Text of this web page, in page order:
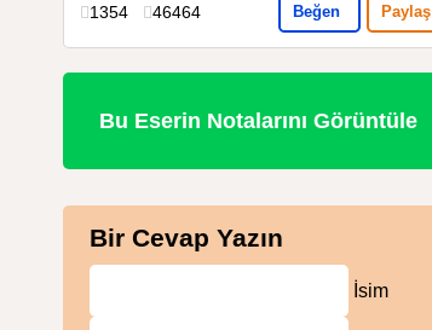
1354 46464 Beğen Paylaş
Bu Eserin Notalarını Görüntüle
Bir Cevap Yazın
İsim